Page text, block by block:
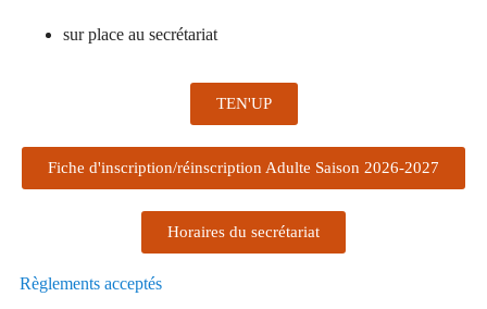
sur place au secrétariat
TEN'UP
Fiche d'inscription/réinscription Adulte Saison 2026-2027
Horaires du secrétariat
Règlements acceptés